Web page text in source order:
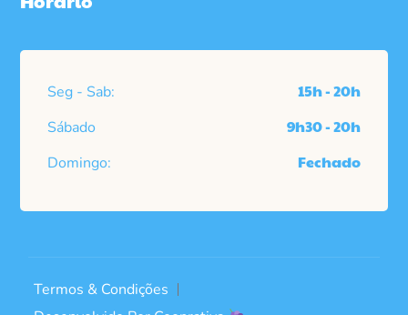
Seg - Sab: 15h - 20h
Sábado 9h30 - 20h
Domingo: Fechado
Termos & Condições